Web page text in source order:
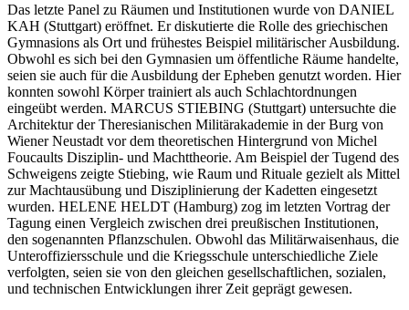
Das letzte Panel zu Räumen und Institutionen wurde von DANIEL
KAH (Stuttgart) eröffnet. Er diskutierte die Rolle des griechischen
Gymnasions als Ort und frühestes Beispiel militärischer Ausbildung.
Obwohl es sich bei den Gymnasien um öffentliche Räume handelte,
seien sie auch für die Ausbildung der Epheben genutzt worden. Hier
konnten sowohl Körper trainiert als auch Schlachtordnungen
eingeübt werden. MARCUS STIEBING (Stuttgart) untersuchte die
Architektur der Theresianischen Militärakademie in der Burg von
Wiener Neustadt vor dem theoretischen Hintergrund von Michel
Foucaults Disziplin- und Machttheorie. Am Beispiel der Tugend des
Schweigens zeigte Stiebing, wie Raum und Rituale gezielt als Mittel
zur Machtausübung und Disziplinierung der Kadetten eingesetzt
wurden. HELENE HELDT (Hamburg) zog im letzten Vortrag der
Tagung einen Vergleich zwischen drei preußischen Institutionen,
den sogenannten Pflanzschulen. Obwohl das Militärwaisenhaus, die
Unteroffiziersschule und die Kriegsschule unterschiedliche Ziele
verfolgten, seien sie von den gleichen gesellschaftlichen, sozialen,
und technischen Entwicklungen ihrer Zeit geprägt gewesen.